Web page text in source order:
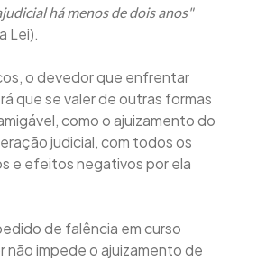
há menos de dois anos"
Lei).
o devedor que enfrentar
que se valer de outras formas
como o ajuizamento do
judicial, com todos os
e efeitos negativos por ela
de falência em curso
não impede o ajuizamento de